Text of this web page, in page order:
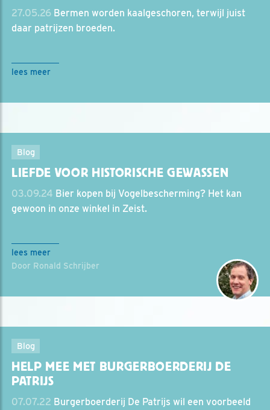
27.05.26 Bermen worden kaalgeschoren, terwijl juist
daar patrijzen broeden.
lees meer
Blog
LIEFDE VOOR HISTORISCHE GEWASSEN
03.09.24 Bier kopen bij Vogelbescherming? Het kan
gewoon in onze winkel in Zeist.
lees meer
Door Ronald Schrijber
Blog
HELP MEE MET BURGERBOERDERIJ DE
PATRIJS
07.07.22 Burgerboerderij De Patrijs wil een voorbeeld